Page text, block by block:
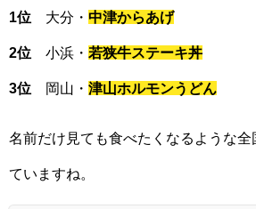
1位 大分・ 中津からあげ
2位 小浜・ 若狭牛ステーキ丼
3位 岡山・ 津山ホルモンうどん
名前だけ見ても食べたくなるような全
ていますね。